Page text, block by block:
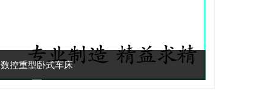
数控重型卧式车床